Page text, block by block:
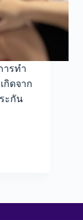
ารทำ
กิดจาก
ะกัน